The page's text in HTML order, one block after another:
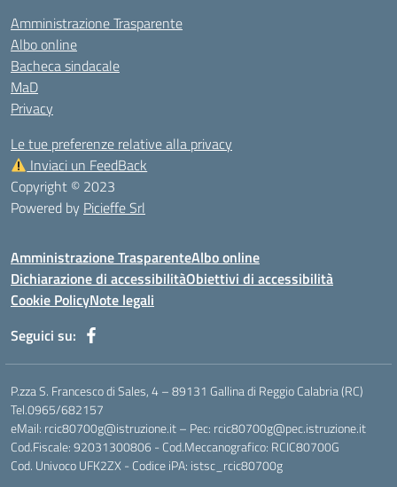
Amministrazione Trasparente
Albo online
Bacheca sindacale
MaD
Privacy
Le tue preferenze relative alla privacy
Inviaci un FeedBack
Copyright © 2023
Powered by Picieffe Srl
Amministrazione TrasparenteAlbo online
Dichiarazione di accessibilitàObiettivi di accessibilità
Cookie PolicyNote legali
Seguici su:
P.zza S. Francesco di Sales, 4 – 89131 Gallina di Reggio Calabria (RC)
Tel.0965/682157
eMail: rcic80700g@istruzione.it – Pec: rcic80700g@pec.istruzione.it
Cod.Fiscale: 92031300806 - Cod.Meccanografico: RCIC80700G
Cod. Univoco UFK2ZX - Codice iPA: istsc_rcic80700g